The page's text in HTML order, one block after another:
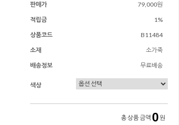
판매가
79,000원
적립금
1%
상품코드
B11484
소재
소가죽
배송정보
무료배송
색상
총 상품 금액 0 원